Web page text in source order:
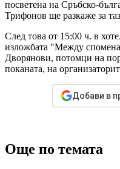
посветена на Сръбско-
Трифонов ще разкаже за
След това от 15:00 ч. в
изложбата "Между
Дворянови, потомци на
поканата, на
Добави в
Още по темата